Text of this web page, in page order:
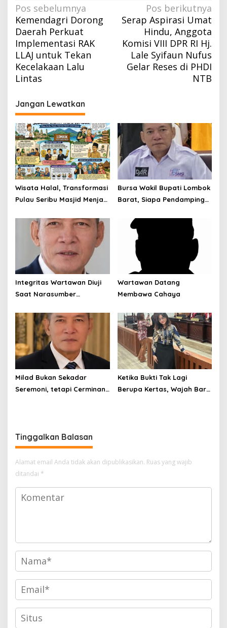
Navigasi
pos
Pos sebelumnya
Kemendagri Dorong
Daerah Perkuat
Implementasi RAK
LLAJ untuk Tekan
Kecelakaan Lalu
Lintas
Pos berikutnya
Serap Aspirasi Umat
Hindu, Anggota
Komisi VIII DPR RI Hj.
Lale Syifaun Nufus
Gelar Reses di PHDI
NTB
Jangan Lewatkan
Wisata Halal, Transformasi
Pulau Seribu Masjid Menjadi
Kelas Dunia
Bursa Wakil Bupati Lombok
Barat, Siapa Pendamping
Integritas Wartawan Diuji
Saat Narasumber
Wartawan Datang
Membawa Cahaya
Milad Bukan Sekadar
Seremoni, tetapi Cerminan
Ketika Bukti Tak Lagi
Berupa Kertas, Wajah Baru
Tinggalkan Balasan
Alamat email Anda tidak akan dipublikasikan. Ruas yang wajib
ditandai *